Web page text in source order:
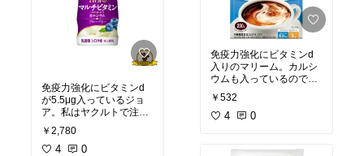
免疫力強化にビタミンd
が5.5μg入っているジョ
ア。私はヤクルトで注文
していますが、楽天なら
気軽に単発で注文できま
す。こちらはマルチビタ
￥2,780
4 0
免疫力強化にビタミンd
入りのマリーム。カルシ
ウムも入っているので骨
粗鬆症防止にもGOOD!
￥532
4 0